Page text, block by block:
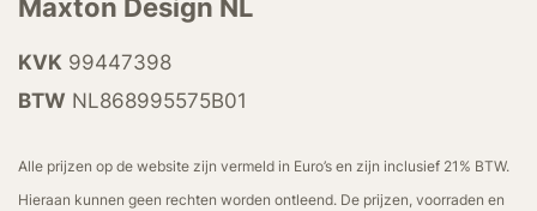
Maxton Design NL
KVK 99447398
BTW NL868995575B01
Alle prijzen op de website zijn vermeld in Euro’s en zijn inclusief 21% BTW.
Hieraan kunnen geen rechten worden ontleend. De prijzen, voorraden en